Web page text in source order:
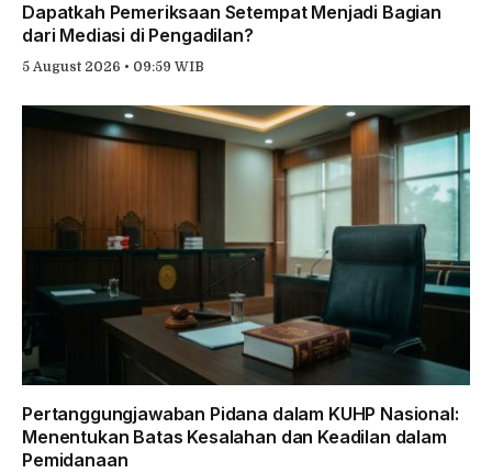
Dapatkah Pemeriksaan Setempat Menjadi Bagian
dari Mediasi di Pengadilan?
5 August 2026 • 09:59 WIB
Pertanggungjawaban Pidana dalam KUHP Nasional:
Menentukan Batas Kesalahan dan Keadilan dalam
Pemidanaan